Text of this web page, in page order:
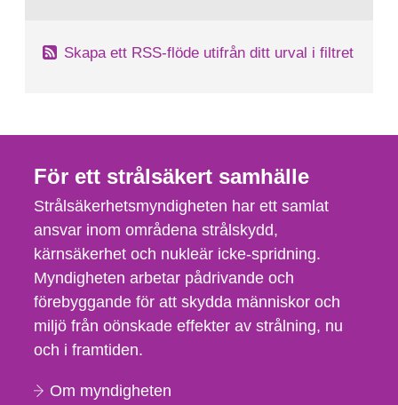
Skapa ett RSS-flöde utifrån ditt urval i filtret
För ett strålsäkert samhälle
Strålsäkerhetsmyndigheten har ett samlat
ansvar inom områdena strålskydd,
kärnsäkerhet och nukleär icke-spridning.
Myndigheten arbetar pådrivande och
förebyggande för att skydda människor och
miljö från oönskade effekter av strålning, nu
och i framtiden.
Om myndigheten